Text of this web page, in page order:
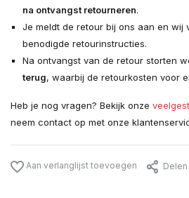
na ontvangst retourneren.
Je meldt de retour bij ons aan en wij
benodigde retourinstructies.
Na ontvangst van de retour storten
terug, waarbij de retourkosten voor
Heb je nog vragen? Bekijk onze
neem contact op met onze
Aan verlanglijst toevoegen Delen